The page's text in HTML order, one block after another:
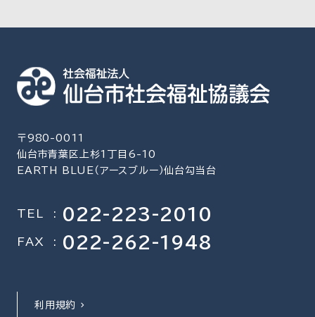
〒980-0011
仙台市青葉区上杉1丁目6-10
EARTH BLUE（アースブルー）仙台勾当台
TEL : 022-223-2010
FAX : 022-262-1948
利用規約